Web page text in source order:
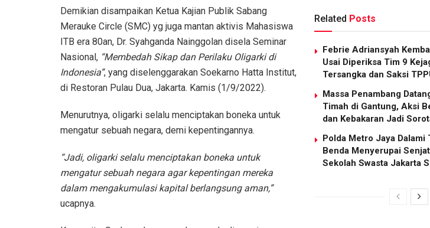
Related Posts
Febrie Adriansyah
Usai Diperiksa Tim 9
Tersangka dan Saksi
Massa Penambang
Timah di Gantung, Aksi
dan Kebakaran Jadi
Polda Metro Jaya Dalami
Benda Menyerupai
Sekolah Swasta Jakarta
Demikian disampaikan Ketua Kajian Publik Sabang
Merauke Circle (SMC) yg juga mantan aktivis Mahasiswa
ITB era 80an, Dr. Syahganda Nainggolan disela Seminar
Nasional, “Membedah Sikap dan Perilaku Oligarki di
Indonesia”, yang diselenggarakan Soekarno Hatta Institut,
di Restoran Pulau Dua, Jakarta. Kamis (1/9/2022).
Menurutnya, oligarki selalu menciptakan boneka untuk
mengatur sebuah negara, demi kepentingannya.
“Jadi, oligarki selalu menciptakan boneka untuk
mengatur sebuah negara agar kepentingan mereka
dalam mengakumulasi kapital berlangsung aman,”
ucapnya.